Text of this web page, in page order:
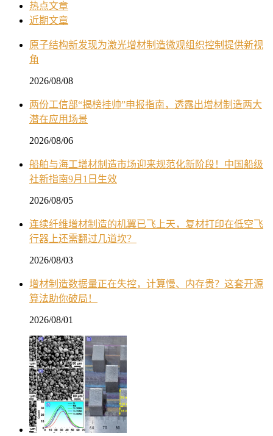
热点文章
近期文章
原子结构新发现为激光增材制造微观组织控制提供新视
角
2026/08/08
两份工信部“揭榜挂帅”申报指南，透露出增材制造两大
潜在应用场景
2026/08/06
船舶与海工增材制造市场迎来规范化新阶段！中国船级
社新指南9月1日生效
2026/08/05
连续纤维增材制造的机翼已飞上天，复材打印在低空飞
行器上还需翻过几道坎？
2026/08/03
增材制造数据量正在失控，计算慢、内存贵？这套开源
算法助你破局！
2026/08/01